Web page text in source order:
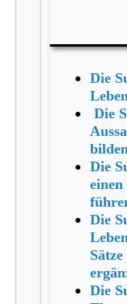
Die
Die
Die
Die
Die